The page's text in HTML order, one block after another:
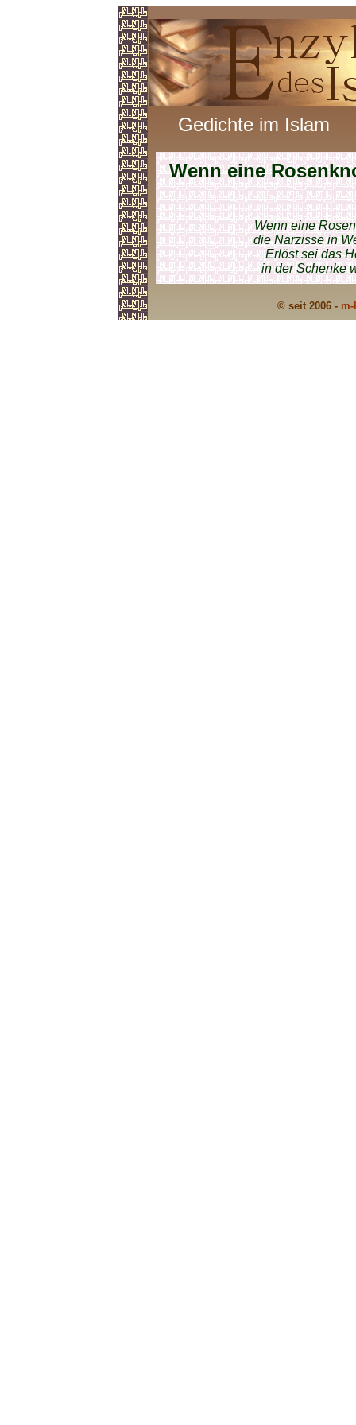
Gedichte im Islam
Wenn eine
Wenn eine
die Narzisse in
Erlöst sei das
in der Schenke
© seit 2006 -